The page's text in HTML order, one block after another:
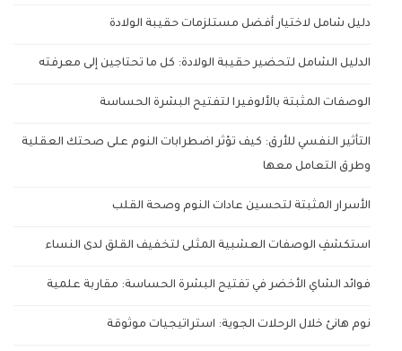
دليل شامل لاختيار أفضل مستلزمات حقيبة الولادة
الدليل الشامل لتحضير حقيبة الولادة: كل ما تحتاجين إلى معرفته
الوصفات المثبتة بالألوفيرا لتفتيح البشرة الحساسة
التأثير النفسي للأرق: كيف تؤثر اضطرابات النوم على صحتك العقلية
وطرق التعامل معها
الأسرار المثبتة لتحسين عادات النوم وصحة القلب
استكشفِ الوصفات العشبية المثلى لتخفيف القلق لدى النساء
فوائد الشاي الأخضر في تفتيح البشرة الحساسة: مقاربة علمية
نوم هانئ خلال الرحلات الجوية: استراتيجيات موثوقة